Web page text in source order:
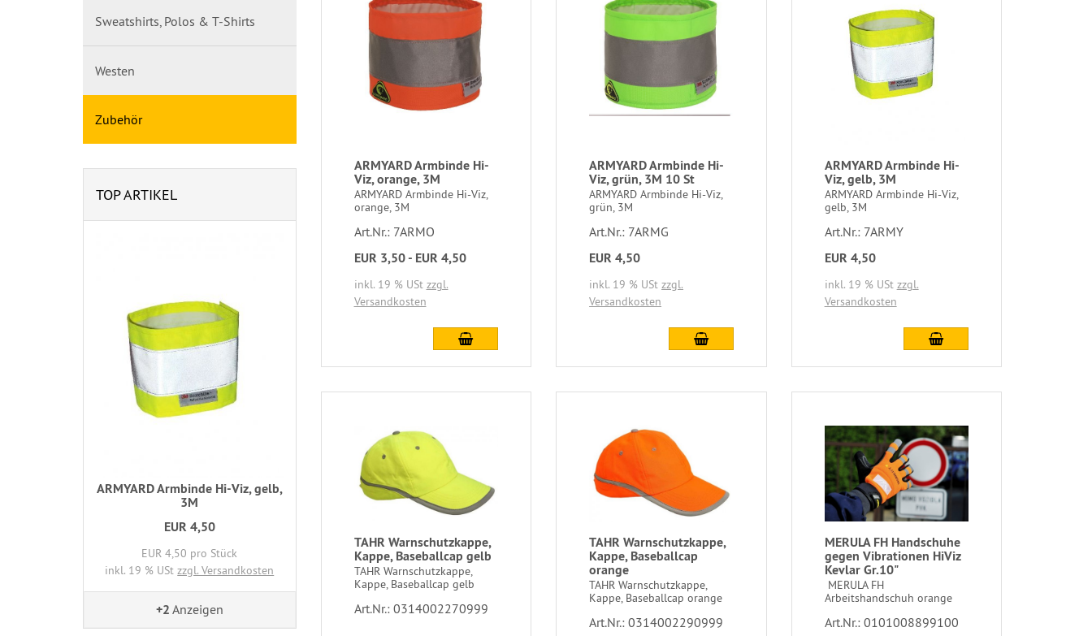
ARMYARD Armbinde Hi-
Viz, orange, 3M
ARMYARD Armbinde Hi-Viz,
orange, 3M
Art.Nr.: 7ARMO
EUR 3,50 - EUR 4,50
inkl. 19 % USt zzgl.
Versandkosten
ARMYARD Armbinde Hi-
Viz, grün, 3M 10 St
ARMYARD Armbinde Hi-Viz,
grün, 3M
Art.Nr.: 7ARMG
EUR 4,50
inkl. 19 % UStzzgl.
Versandkosten
ARMYARD Armbinde Hi-
Viz, gelb, 3M
ARMYARD Armbinde Hi-Viz,
gelb, 3M
Art.Nr.: 7ARMY
EUR 4,50
inkl. 19 % USt zzgl.
Versandkosten
TAHR Warnschutzkappe,
Kappe, Baseballcap gelb
TAHR Warnschutzkappe,
Kappe, Baseballcap gelb
Art.Nr.: 0314002270999
TAHR Warnschutzkappe,
Kappe, Baseballcap
orange
TAHR Warnschutzkappe,
Kappe, Baseballcap orange
Art.Nr.: 0314002290999
MERULA FH Handschuhe
gegen Vibrationen HiViz
Kevlar Gr.10"
MERULA FH
Arbeitshandschuh orange
Art.Nr.: 0101008899100
Sweatshirts, Polos & T-Shirts
Westen
Zubehör
TOP ARTIKEL
ARMYARD Armbinde Hi-Viz, gelb,
3M
EUR 4,50
EUR 4,50 pro Stück
inkl. 19 % UStzzgl. Versandkosten
+2 Anzeigen